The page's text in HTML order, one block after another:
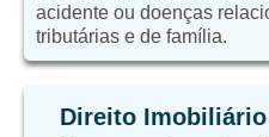
acidente ou doenças
tributárias e de família.
Direito Imobiliário